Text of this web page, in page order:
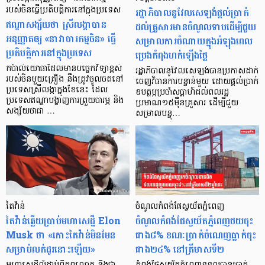
របស់ចិនធ្វើប្រតិបត្តិការនៅក្នុងប្រទេស
ឥណ្ឌាសង្ស័យថា ស្រីលង្កាបាន
អនុញ្ញាតឲ្យ «នាវាចារកម្មចិន» ធ្វើ
ប្រតិបត្តិការនៅក្នុងប្រទេស
កប៉ាល់យោធាដែលមានបច្ចេកវិទ្យាខ្ពស់
របស់ចិនមួយគ្រឿង នឹងត្រូវចូលចតនៅ
ប្រទេសស្រីលង្កាក្នុងខែនេះ ដែល
ប្រទេសឥណ្ឌាបង្ហាញការព្រួយបារម្ភ និង
សង្ស័យថាជា …
រដ្ឋាភិបាលនូវែលសេឡង់ផ្តល់ប្រាក់
ដល់គ្រួសារមានចំណូលទាបដើម្បីជួយ
សម្រាលការចំណាយក្នុងអំឡុងពេល
ប្រេងកំពុងហក់ឡើងថ្លៃ
រដ្ឋាភិបាលនូវែលសេឡង់បានប្រកាសដាក់
ចេញវិធានការបន្ទាន់មួយ ដោយផ្តល់ប្រាក់
ឧបត្ថម្ភប្រចាំសប្តាហ៍ដល់ពលរដ្ឋ
ប្រមាណ១៥ម៉ឺនគ្រួសារ ដើម្បីជួយ
សម្រាលបន្ទុ…
តៃវ៉ាន់
តៃវ៉ាន់ឆ្លើយប្រាប់មហាសេដ្ឋី Elon
Musk ថា «កោះតៃវ៉ាន់មិនមែន
សម្រាប់លក់ដូរនោះឡើយ»
ចំណូលកំពង់ផែស្វយ័តភ្នំពេញ
ចំណូលកំពង់ផែស្វយ័តភ្នំពេញថយចុះ
ជាង៨% ខណៈប្រាក់ចំណេញធ្លាក់ចុះ
ជាង២៤% នៅត្រីមាសទី២